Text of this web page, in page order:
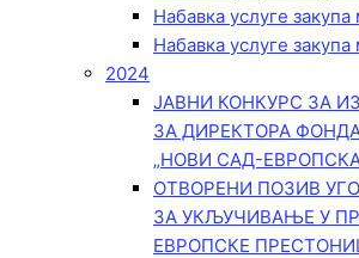
Набавка услуге
Набавка услуге
2024
ЈАВНИ КОНКУРС ЗА
ЗА ДИРЕКТОРА
„НОВИ САД-
ОТВОРЕНИ ПОЗИВ
ЗА УКЉУЧИВАЊЕ У
ЕВРОПСКЕ